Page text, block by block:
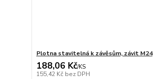
Plotna stavitelná k závěsům, závit M24
188,06 Kč/KS
155,42 Kč bez DPH